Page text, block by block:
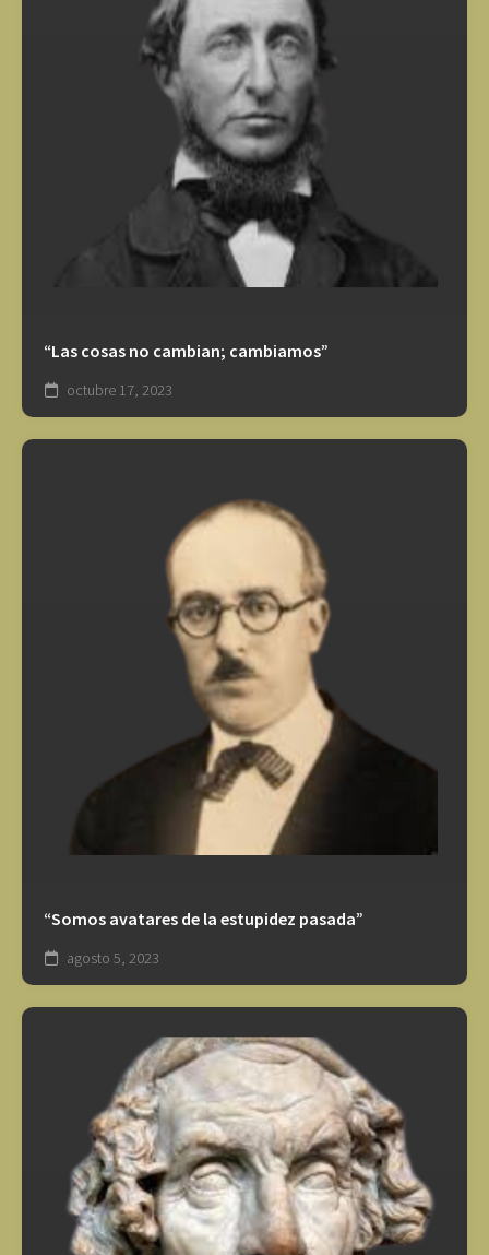
“Las cosas no cambian; cambiamos”
octubre 17, 2023
“Somos avatares de la estupidez pasada”
agosto 5, 2023